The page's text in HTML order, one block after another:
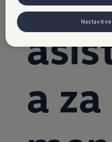
a za